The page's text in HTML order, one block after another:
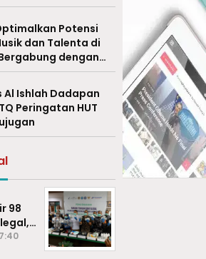
Potensi
dan Talenta di
dengan
Al Ishlah Dadapan
Peringatan HUT
98